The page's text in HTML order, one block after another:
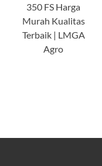
350 FS Harga
Murah Kualitas
Terbaik | LMGA
Agro